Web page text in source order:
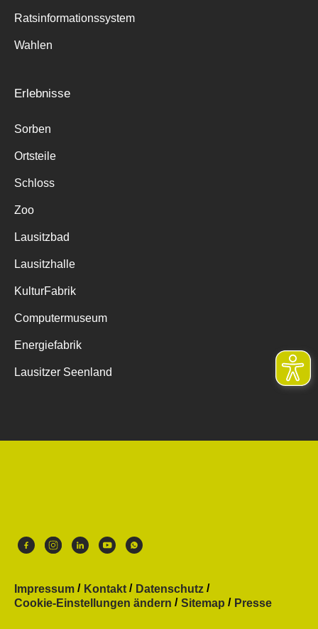
Ratsinformationssystem
Wahlen
Erlebnisse
Sorben
Ortsteile
Schloss
Zoo
Lausitzbad
Lausitzhalle
KulturFabrik
Computermuseum
Energiefabrik
Lausitzer Seenland
Impressum Kontakt
Datenschutz
Cookie-Einstellungen ändern
Sitemap Presse